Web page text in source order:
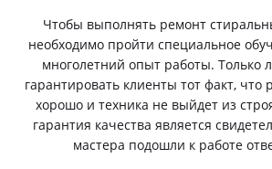
Чтобы выполнять ремонт
необходимо пройти специальное
многолетний опыт работы. Только
гарантировать клиенты тот факт, что
хорошо и техника не выйдет из
гарантия качества является
мастера подошли к работе